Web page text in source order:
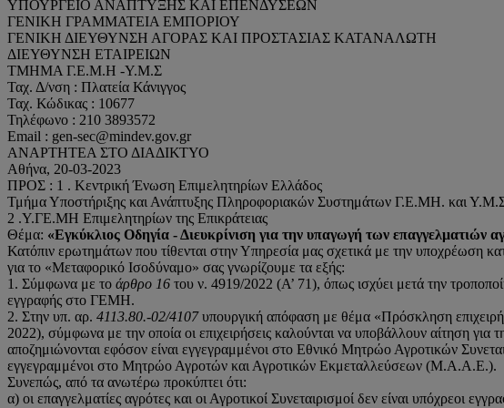
ΥΠΟΥΡΓΕΙΟ ΑΝΑΠΤΥΞΗΣ ΚΑΙ ΕΠΕΝΔΥΣΕΩΝ
ΓΕΝΙΚΗ ΓΡΑΜΜΑΤΕΙΑ ΕΜΠΟΡΙΟΥ
ΓΕΝΙΚΗ ΔΙΕΥΘΥΝΣΗ ΑΓΟΡΑΣ ΚΑΙ ΠΡΟΣΤΑΣΙΑΣ ΚΑΤΑΝΑΛΩΤΗ
ΔΙΕΥΘΥΝΣΗ ΕΤΑΙΡΕΙΩΝ
ΤΜΗΜΑ Γ.Ε.Μ.Η -Υ.Μ.Σ
Ταχ. Δ/νση : Πλατεία Κάνιγγος
Ταχ. Κώδικας : 10677
Τηλέφωνο : 210 3893572
Email : gen-sec@mindev.gov.gr
ΑΝΑΡΤΗΤΕΑ ΣΤΟ ΔΙΑΔΙΚΤΥΟ
Αθήνα, 20-03-2023
ΠΡΟΣ : 1 . Κεντρική Ένωση Επιμελητηρίων Ελλάδος
Τμήμα Υποστήριξης και Ανάπτυξης Πληροφοριακών Συστημάτων Γ.Ε.ΜΗ. και
2 .Υ.ΓΕ.ΜΗ Επιμελητηρίων της Επικράτειας
Θέμα: «Εγκύκλιος Οδηγία - Διευκρίνιση για την υπαγωγή των
Κατόπιν ερωτημάτων που τίθενται στην Υπηρεσία μας σχετικά με την υποχρέωση
για το «Μεταφορικό Ισοδύναμο» σας γνωρίζουμε τα εξής:
1. Σύμφωνα με το άρθρο 16 του ν. 4919/2022 (Α’ 71), όπως ισχύει μετά την
εγγραφής στο ΓΕΜΗ.
2. Στην υπ. αρ. 4113.80.-02/4107υπουργική απόφαση με θέμα «Πρόσκληση
2022), σύμφωνα με την οποία οι επιχειρήσεις καλούνται να υποβάλλουν αίτηση
αποζημιώνονται εφόσον είναι εγγεγραμμένοι στο Εθνικό Μητρώο Αγροτικών
εγγεγραμμένοι στο Μητρώο Αγροτών και Αγροτικών Εκμεταλλεύσεων (Μ.Α.Α.Ε.).
Συνεπώς, από τα ανωτέρω προκύπτει ότι:
α) οι επαγγελματίες αγρότες και οι Αγροτικοί Συνεταιρισμοί δεν είναι